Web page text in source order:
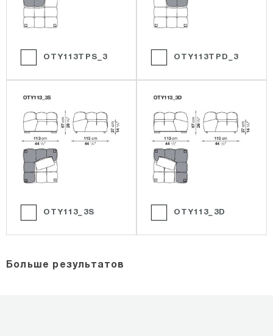
OTY113TPS_3 OTY113TPD_3
OTY113_3S OTY113_3D
Больше результатов